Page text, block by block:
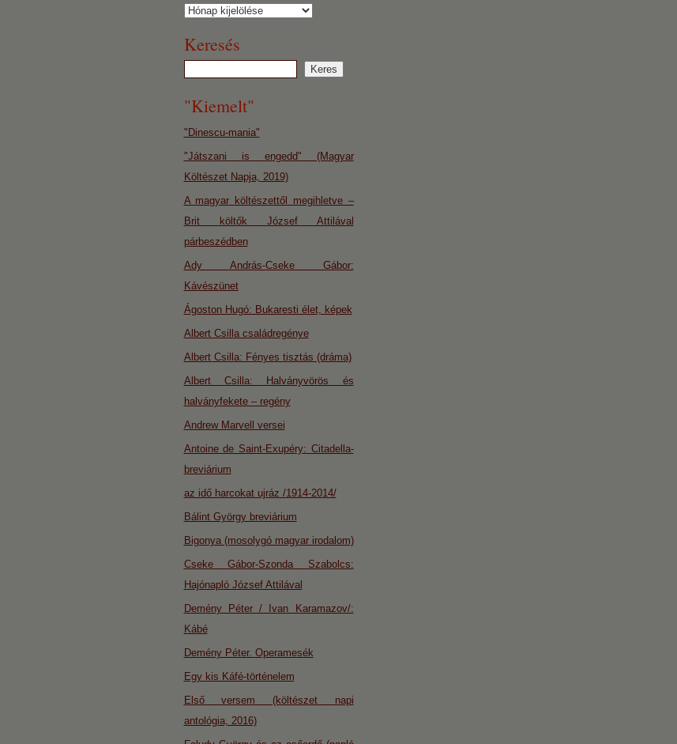
Archívum
Keresés
"Kiemelt"
"Dinescu-mania"
"Játszani is engedd" (Magyar
Költészet Napja, 2019)
A magyar költészettől megihletve –
Brit költők József Attilával
párbeszédben
Ady András-Cseke Gábor:
Kávészünet
Ágoston Hugó: Bukaresti élet, képek
Albert Csilla családregénye
Albert Csilla: Fényes tisztás (dráma)
Albert Csilla: Halványvörös és
halványfekete – regény
Andrew Marvell versei
Antoine de Saint-Exupéry: Citadella-
breviárium
az idő harcokat ujráz /1914-2014/
Bálint György breviárium
Bigonya (mosolygó magyar irodalom)
Cseke Gábor-Szonda Szabolcs:
Hajónapló József Attilával
Demény Péter / Ivan Karamazov/:
Kábé
Demény Péter. Operamesék
Egy kis Káfé-történelem
Első versem (költészet napi
antológia, 2016)